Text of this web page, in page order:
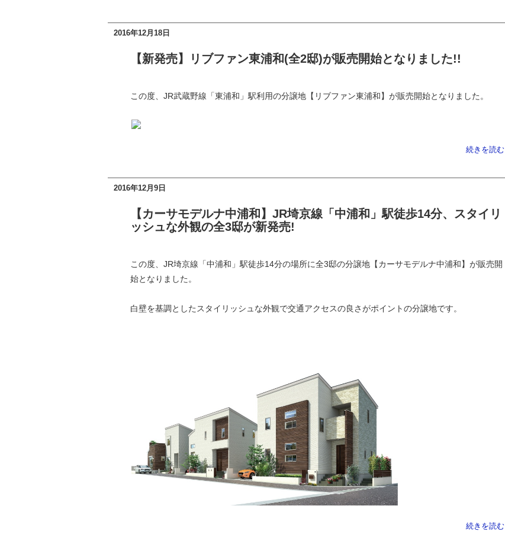
2016年12月18日
【新発売】リブファン東浦和(全2邸)が販売開始となりました!!
この度、JR武蔵野線「東浦和」駅利用の分譲地【リブファン東浦和】が販売開始となりました。
続きを読む
2016年12月9日
【カーサモデルナ中浦和】JR埼京線「中浦和」駅徒歩14分、スタイリ
ッシュな外観の全3邸が新発売!
この度、JR埼京線「中浦和」駅徒歩14分の場所に全3邸の分譲地【カーサモデルナ中浦和】が販売開
始となりました。
白壁を基調としたスタイリッシュな外観で交通アクセスの良さがポイントの分譲地です。
続きを読む